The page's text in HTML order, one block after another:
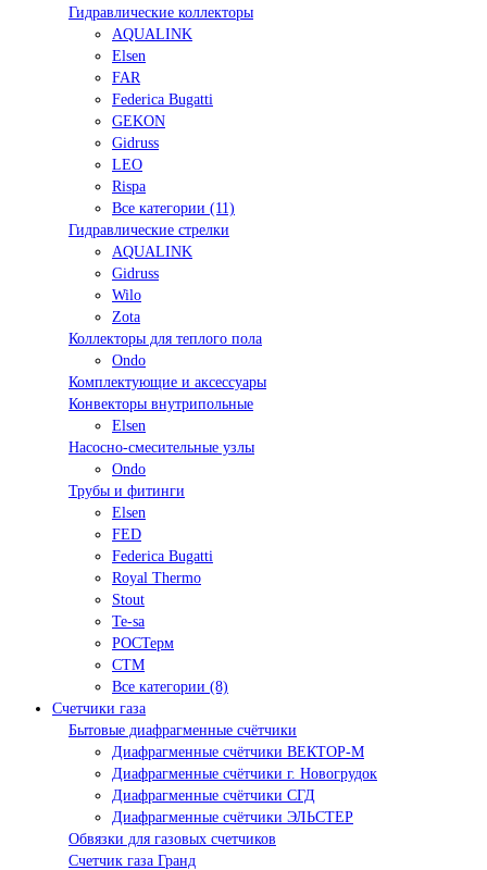
Гидравлические коллекторы
AQUALINK
Elsen
FAR
Federica Bugatti
GEKON
Gidruss
LEO
Rispa
Все категории (11)
Гидравлические стрелки
AQUALINK
Gidruss
Wilo
Zota
Коллекторы для теплого пола
Ondo
Комплектующие и аксессуары
Конвекторы внутрипольные
Elsen
Насосно-смесительные узлы
Ondo
Трубы и фитинги
Elsen
FED
Federica Bugatti
Royal Thermo
Stout
Te-sa
РОСТерм
СТМ
Все категории (8)
Счетчики газа
Бытовые диафрагменные счётчики
Диафрагменные счётчики ВЕКТОР-М
Диафрагменные счётчики г. Новогрудок
Диафрагменные счётчики СГД
Диафрагменные счётчики ЭЛЬСТЕР
Обвязки для газовых счетчиков
Счетчик газа Гранд